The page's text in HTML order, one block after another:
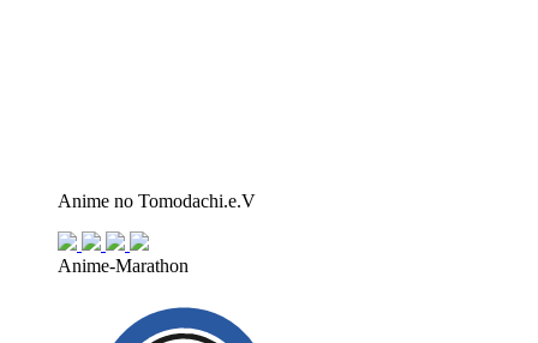
Anime no Tomodachi.e.V
Anime-Marathon